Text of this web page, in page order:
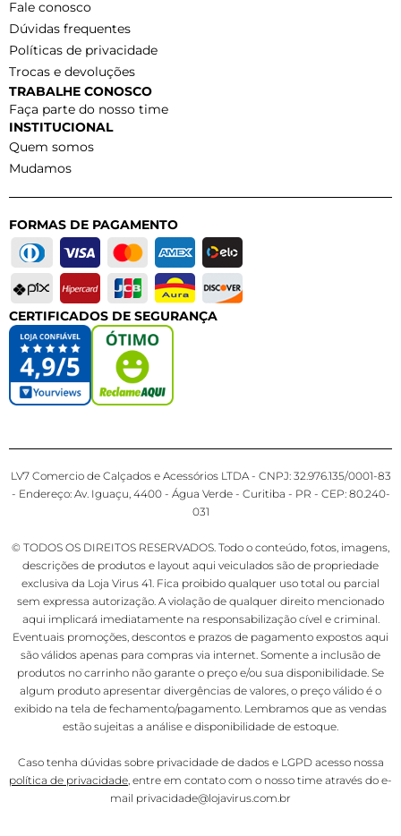
Fale conosco
Dúvidas frequentes
Políticas de privacidade
Trocas e devoluções
TRABALHE CONOSCO
Faça parte do nosso time
INSTITUCIONAL
Quem somos
Mudamos
FORMAS DE PAGAMENTO
CERTIFICADOS DE SEGURANÇA
LV7 Comercio de Calçados e Acessórios LTDA - CNPJ: 32.976.135/0001-83
- Endereço: Av. Iguaçu, 4400 - Água Verde - Curitiba - PR - CEP: 80.240-
031
© TODOS OS DIREITOS RESERVADOS. Todo o conteúdo, fotos, imagens,
descrições de produtos e layout aqui veiculados são de propriedade
exclusiva da Loja Virus 41. Fica proibido qualquer uso total ou parcial
sem expressa autorização. A violação de qualquer direito mencionado
aqui implicará imediatamente na responsabilização cível e criminal.
Eventuais promoções, descontos e prazos de pagamento expostos aqui
são válidos apenas para compras via internet. Somente a inclusão de
produtos no carrinho não garante o preço e/ou sua disponibilidade. Se
algum produto apresentar divergências de valores, o preço válido é o
exibido na tela de fechamento/pagamento. Lembramos que as vendas
estão sujeitas a análise e disponibilidade de estoque.
Caso tenha dúvidas sobre privacidade de dados e LGPD acesso nossa
política de privacidade , entre em contato com o nosso time através do e-
mail privacidade@lojavirus.com.br